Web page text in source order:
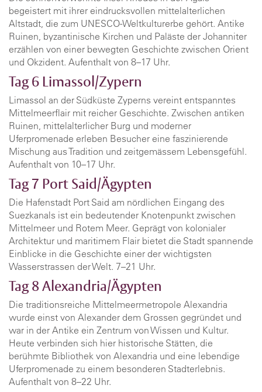
begeistert mit ihrer eindrucksvollen mittelalterlichen
Altstadt, die zum UNESCO-Weltkulturerbe gehört. Antike
Ruinen, byzantinische Kirchen und Paläste der Johanniter
erzählen von einer bewegten Geschichte zwischen Orient
und Okzident. Aufenthalt von 8–17 Uhr.
Tag 6 Limassol/Zypern
Limassol an der Südküste Zyperns vereint entspanntes
Mittelmeerflair mit reicher Geschichte. Zwischen antiken
Ruinen, mittelalterlicher Burg und moderner
Uferpromenade erleben Besucher eine faszinierende
Mischung aus Tradition und zeitgemässem Lebensgefühl.
Aufenthalt von 10–17 Uhr.
Tag 7 Port Said/Ägypten
Die Hafenstadt Port Said am nördlichen Eingang des
Suezkanals ist ein bedeutender Knotenpunkt zwischen
Mittelmeer und Rotem Meer. Geprägt von kolonialer
Architektur und maritimem Flair bietet die Stadt spannende
Einblicke in die Geschichte einer der wichtigsten
Wasserstrassen der Welt. 7–21 Uhr.
Tag 8 Alexandria/Ägypten
Die traditionsreiche Mittelmeermetropole Alexandria
wurde einst von Alexander dem Grossen gegründet und
war in der Antike ein Zentrum von Wissen und Kultur.
Heute verbinden sich hier historische Stätten, die
berühmte Bibliothek von Alexandria und eine lebendige
Uferpromenade zu einem besonderen Stadterlebnis.
Aufenthalt von 8–22 Uhr.